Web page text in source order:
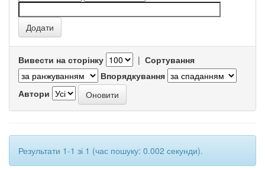
Вивести на сторінку | Сортування
Впорядкування
Автори
Результати 1-1 зі 1 (час пошуку: 0.002 секунди).